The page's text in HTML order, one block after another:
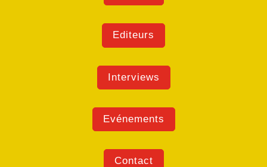
Editeurs
Interviews
Evénements
Contact